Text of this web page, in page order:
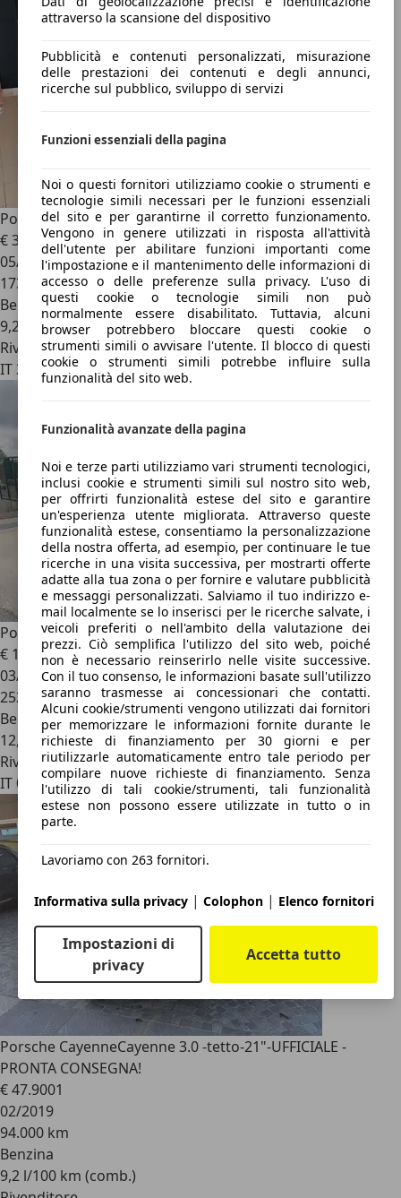
attraverso la scansione del dispositivo
Pubblicità e contenuti personalizzati, misurazione
delle prestazioni dei contenuti e degli annunci,
ricerche sul pubblico, sviluppo di servizi
Funzioni essenziali della pagina
Noi o questi fornitori utilizziamo cookie o strumenti e
tecnologie simili necessari per le funzioni essenziali
del sito e per garantirne il corretto funzionamento.
Vengono in genere utilizzati in risposta all'attività
dell'utente per abilitare funzioni importanti come
l'impostazione e il mantenimento delle informazioni di
accesso o delle preferenze sulla privacy. L'uso di
questi cookie o tecnologie simili non può
normalmente essere disabilitato. Tuttavia, alcuni
browser potrebbero bloccare questi cookie o
strumenti simili o avvisare l'utente. Il blocco di questi
cookie o strumenti simili potrebbe influire sulla
funzionalità del sito web.
Funzionalità avanzate della pagina
Noi e terze parti utilizziamo vari strumenti tecnologici,
inclusi cookie e strumenti simili sul nostro sito web,
per offrirti funzionalità estese del sito e garantire
un'esperienza utente migliorata. Attraverso queste
funzionalità estese, consentiamo la personalizzazione
della nostra offerta, ad esempio, per continuare le tue
ricerche in una visita successiva, per mostrarti offerte
adatte alla tua zona o per fornire e valutare pubblicità
e messaggi personalizzati. Salviamo il tuo indirizzo e-
mail localmente se lo inserisci per le ricerche salvate, i
veicoli preferiti o nell'ambito della valutazione dei
prezzi. Ciò semplifica l'utilizzo del sito web, poiché
non è necessario reinserirlo nelle visite successive.
Con il tuo consenso, le informazioni basate sull'utilizzo
saranno trasmesse ai concessionari che contatti.
Alcuni cookie/strumenti vengono utilizzati dai fornitori
per memorizzare le informazioni fornite durante le
richieste di finanziamento per 30 giorni e per
riutilizzarle automaticamente entro tale periodo per
compilare nuove richieste di finanziamento. Senza
l'utilizzo di tali cookie/strumenti, tali funzionalità
estese non possono essere utilizzate in tutto o in
parte.
Lavoriamo con 263 fornitori.
Informativa sulla privacy | Colophon | Elenco fornitori
Impostazioni di
privacy
Accetta tutto
Porsche CayenneCayenne 3.0 tiptronic
€ 37.000
05/2018
173.000 km
Benzina
9,2 l/100 km (comb.)
Rivenditore
IT 35010
Porsche CayenneCayenne I 2002 3.6 FL
€ 11.999
03/2008
252.000 km
Benzina
12,9 l/100 km (comb.)
Rivenditore
IT 00166
Porsche CayenneCayenne 3.0 -tetto-21"-UFFICIALE -
PRONTA CONSEGNA!
€ 47.9001
02/2019
94.000 km
Benzina
9,2 l/100 km (comb.)